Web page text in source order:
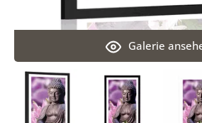
Galerie